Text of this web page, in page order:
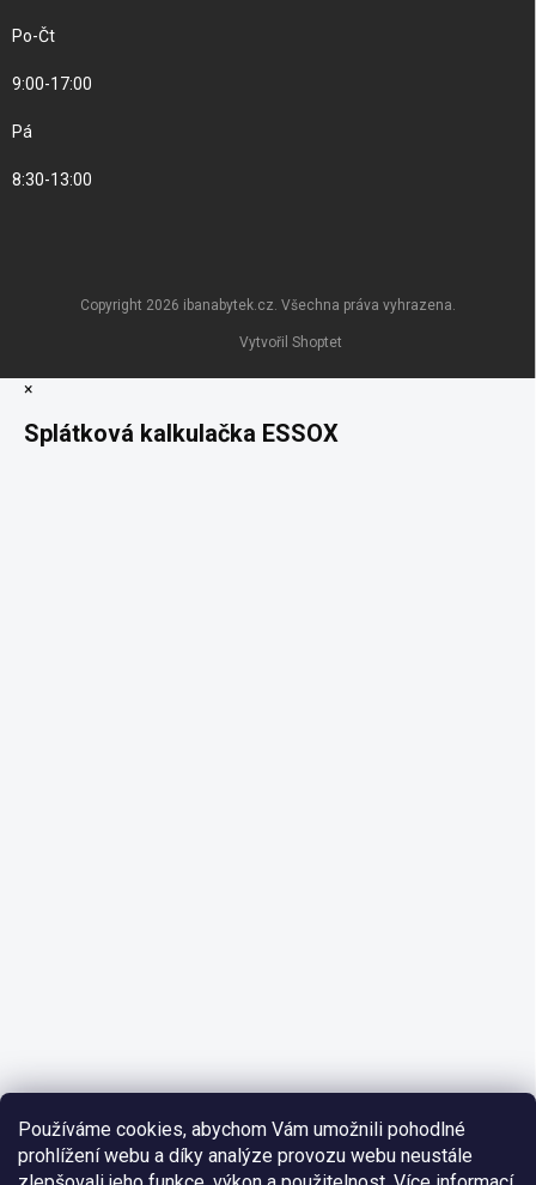
Používáme cookies, abychom Vám umožnili pohodlné
prohlížení webu a díky analýze provozu webu neustále
Po-Čt
9:00-17:00
Pá
8:30-13:00
Vytvořil Shoptet
Copyright 2026 ibanabytek.cz . Všechna práva vyhrazena.
×
Splátková kalkulačka ESSOX